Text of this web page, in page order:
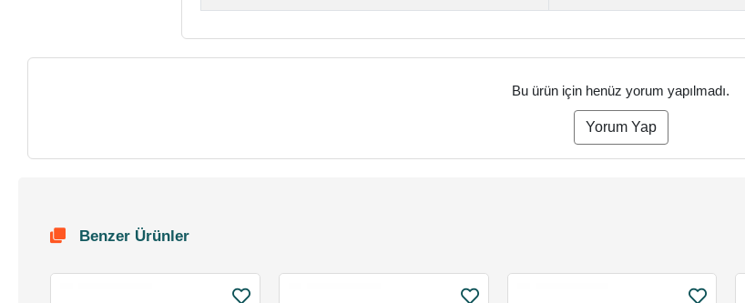
Bu ürün için henüz yorum yapılmadı.
Yorum Yap
Benzer Ürünler